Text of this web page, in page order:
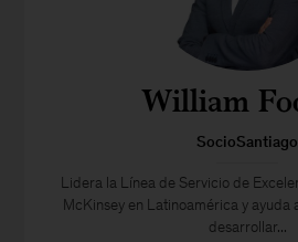
William
SocioSantiago
Lidera la Línea de Servicio de
McKinsey en Latinoamérica y ayuda
desarrollar...